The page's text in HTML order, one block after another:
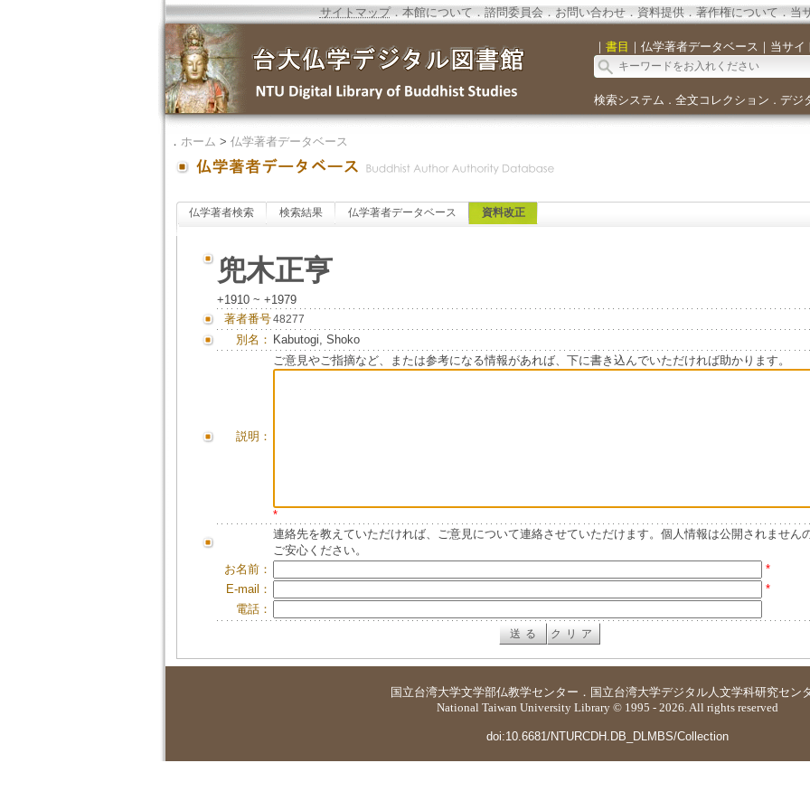
サイトマップ．本館について．諮問委員会． お問い合わせ． 資料提供．著作権について．当
｜ 書目 ｜ 仏学著者データベース ｜ 当サイ
検索システム ． 全文コレクション ． デジ
． ホーム > 仏学著者データベース
仏学著者検索 検索結果 仏学著者データベース 資料改正
兜木正亨
+1910 ~ +1979
著者番号48277
別名： Kabutogi, Shoko
説明：
ご意見やご指摘など、または参考になる情報があれば、下に書き込んでいただければ助かります。
*
連絡先を教えていただければ、ご意見について連絡させていただけます。個人情報は公開されません
ご安心ください。
お名前：
*
E-mail：
*
電話：
国立台湾大学文学部仏教学センター ． 国立台湾大学デジタル人文学科研究セン
National Taiwan University Library © 1995 - 2026. All rights reserved
doi:10.6681/NTURCDH.DB_DLMBS/Collection